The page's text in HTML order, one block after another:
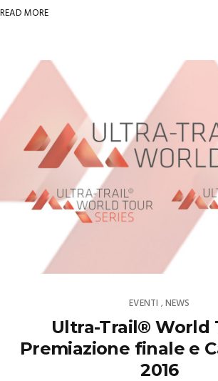
READ MORE
EVENTI ,NEWS
Ultra-Trail® World
Premiazione finale e
2016